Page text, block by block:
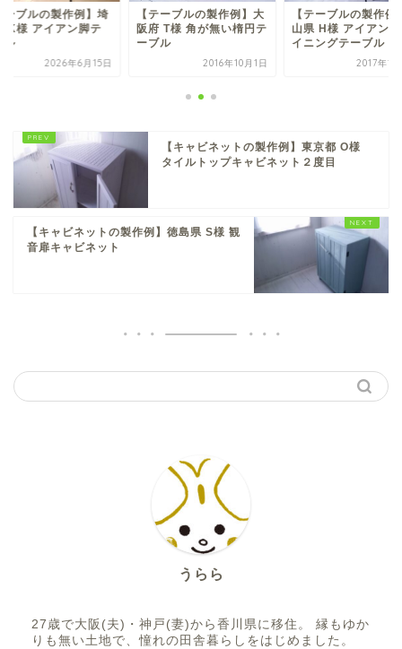
ーブルの製作例】埼
K様 アイアン脚テ
ル
2026年6月15日
【テーブルの製作例】大
阪府 T様 角が無い楕円テ
ーブル
2016年10月1日
【テーブルの製作例
山県 H様 アイアン
イニングテーブル
2017年12
【キャビネットの製作例】東京都 O様
タイルトップキャビネット２度目
【キャビネットの製作例】徳島県 S様 観
音扉キャビネット
うらら
27歳で大阪(夫)・神戸(妻)から香川県に移住。 縁もゆか
りも無い土地で、憧れの田舎暮らしをはじめました。